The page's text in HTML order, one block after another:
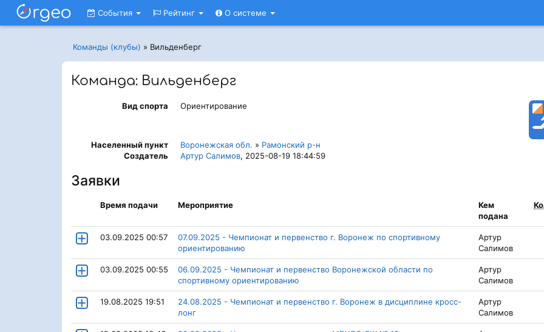
События Рейтинг О системе
Команды (клубы) » Вильденберг
Команда: Вильденберг
Вид спорта Ориентирование
Населенный пункт Воронежская обл. » Рамонский р-н
Создатель
Артур Салимов, 2025-08-19 18:44:59
Заявки
Время подачи Мероприятие
Кем
подана
03.09.2025 00:57
07.09.2025 - Чемпионат и первенство г. Воронеж по спортивному
ориентированию
Артур
Салимов
03.09.2025 00:55
06.09.2025 - Чемпионат и первенство Воронежской области по
спортивному ориентированию
Артур
Салимов
19.08.2025 19:51
24.08.2025 - Чемпионат и первенство г. Воронеж в дисциплине кросс-
лонг
Артур
Салимов